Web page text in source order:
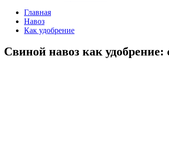
Главная
Навоз
Как удобрение
Свиной навоз как